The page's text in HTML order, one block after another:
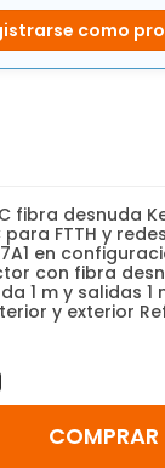
como
fibra desnuda
FTTH y
en
con fibra
1 m y salidas 1
y exterior
COMPRAR